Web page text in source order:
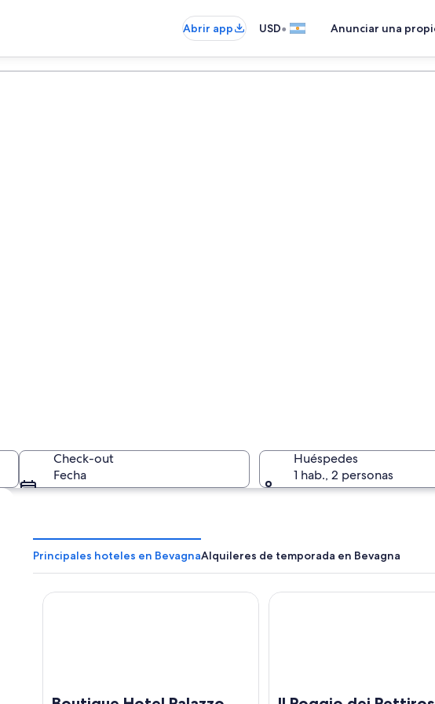
Abrir app USD• Anunciar una
Un edificio histórico de piedra con ventanas arqueadas y una torre central.
Check-out
Fecha
Huéspedes
1 hab., 2 personas
Principales hoteles en BevagnaAlquileres de temporada en Bevagna
Boutique Hotel Palazzo Brunamonti Il Poggio dei Pettirossi